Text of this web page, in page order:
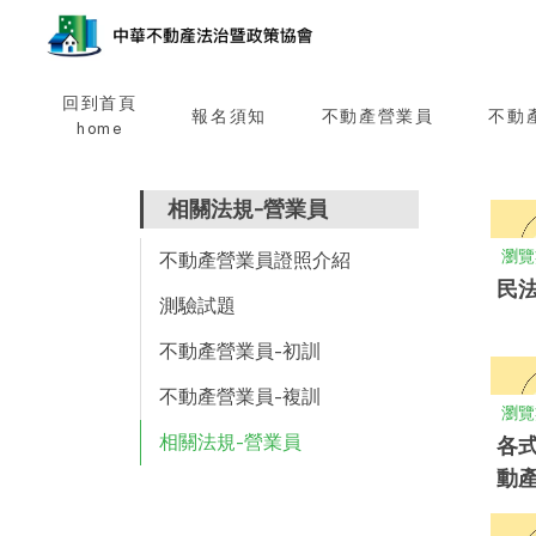
回到首頁
home
報名須知 不動產營業員 不動
相關法規-營業員
不動產營業員證照介紹
測驗試題
不動產營業員-初訓
不動產營業員-複訓
相關法規-營業員
瀏
民
瀏
各
動
不